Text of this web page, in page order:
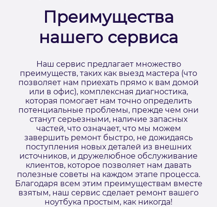
Преимущества
нашего сервиса
Наш сервис предлагает множество
преимуществ, таких как выезд мастера (что
позволяет нам приехать прямо к вам домой
или в офис), комплексная диагностика,
которая помогает нам точно определить
потенциальные проблемы, прежде чем они
станут серьезными, наличие запасных
частей, что означает, что мы можем
завершить ремонт быстро, не дожидаясь
поступления новых деталей из внешних
источников, и дружелюбное обслуживание
клиентов, которое позволяет нам давать
полезные советы на каждом этапе процесса.
Благодаря всем этим преимуществам вместе
взятым, наш сервис сделает ремонт вашего
ноутбука простым, как никогда!